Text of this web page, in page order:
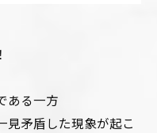
ある一方
見矛盾した現象が起こ